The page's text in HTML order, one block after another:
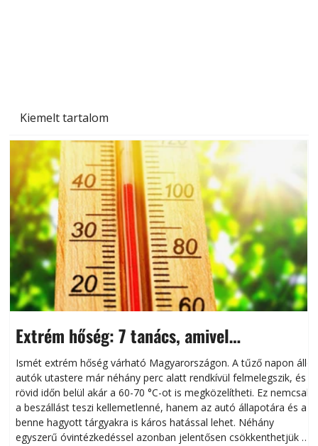
Kiemelt tartalom
Extrém hőség: 7 tanács, amivel
megóvhatjuk autónkat a nyári károktól
Ismét extrém hőség várható Magyarországon. A tűző napon álló
autók utastere már néhány perc alatt rendkívül felmelegszik, és
rövid időn belül akár a 60-70 °C-ot is megközelítheti. Ez nemcsak
a beszállást teszi kellemetlenné, hanem az autó állapotára és a
benne hagyott tárgyakra is káros hatással lehet. Néhány
egyszerű óvintézkedéssel azonban jelentősen csökkenthetjük a